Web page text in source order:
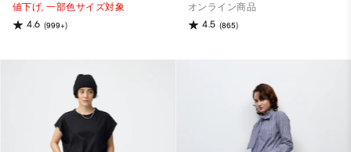
値下げ,一部色サイズ対象
4.6 (999+)
オンライン商品
4.5 (865)